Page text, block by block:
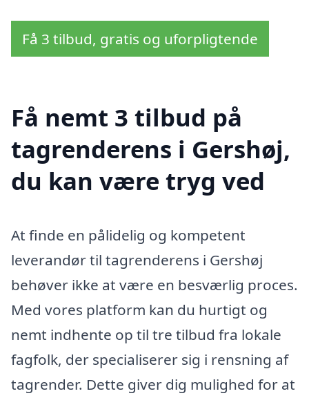
Få 3 tilbud, gratis og uforpligtende
Få nemt 3 tilbud på
tagrenderens i Gershøj,
du kan være tryg ved
At finde en pålidelig og kompetent
leverandør til tagrenderens i Gershøj
behøver ikke at være en besværlig proces.
Med vores platform kan du hurtigt og
nemt indhente op til tre tilbud fra lokale
fagfolk, der specialiserer sig i rensning af
tagrender. Dette giver dig mulighed for at